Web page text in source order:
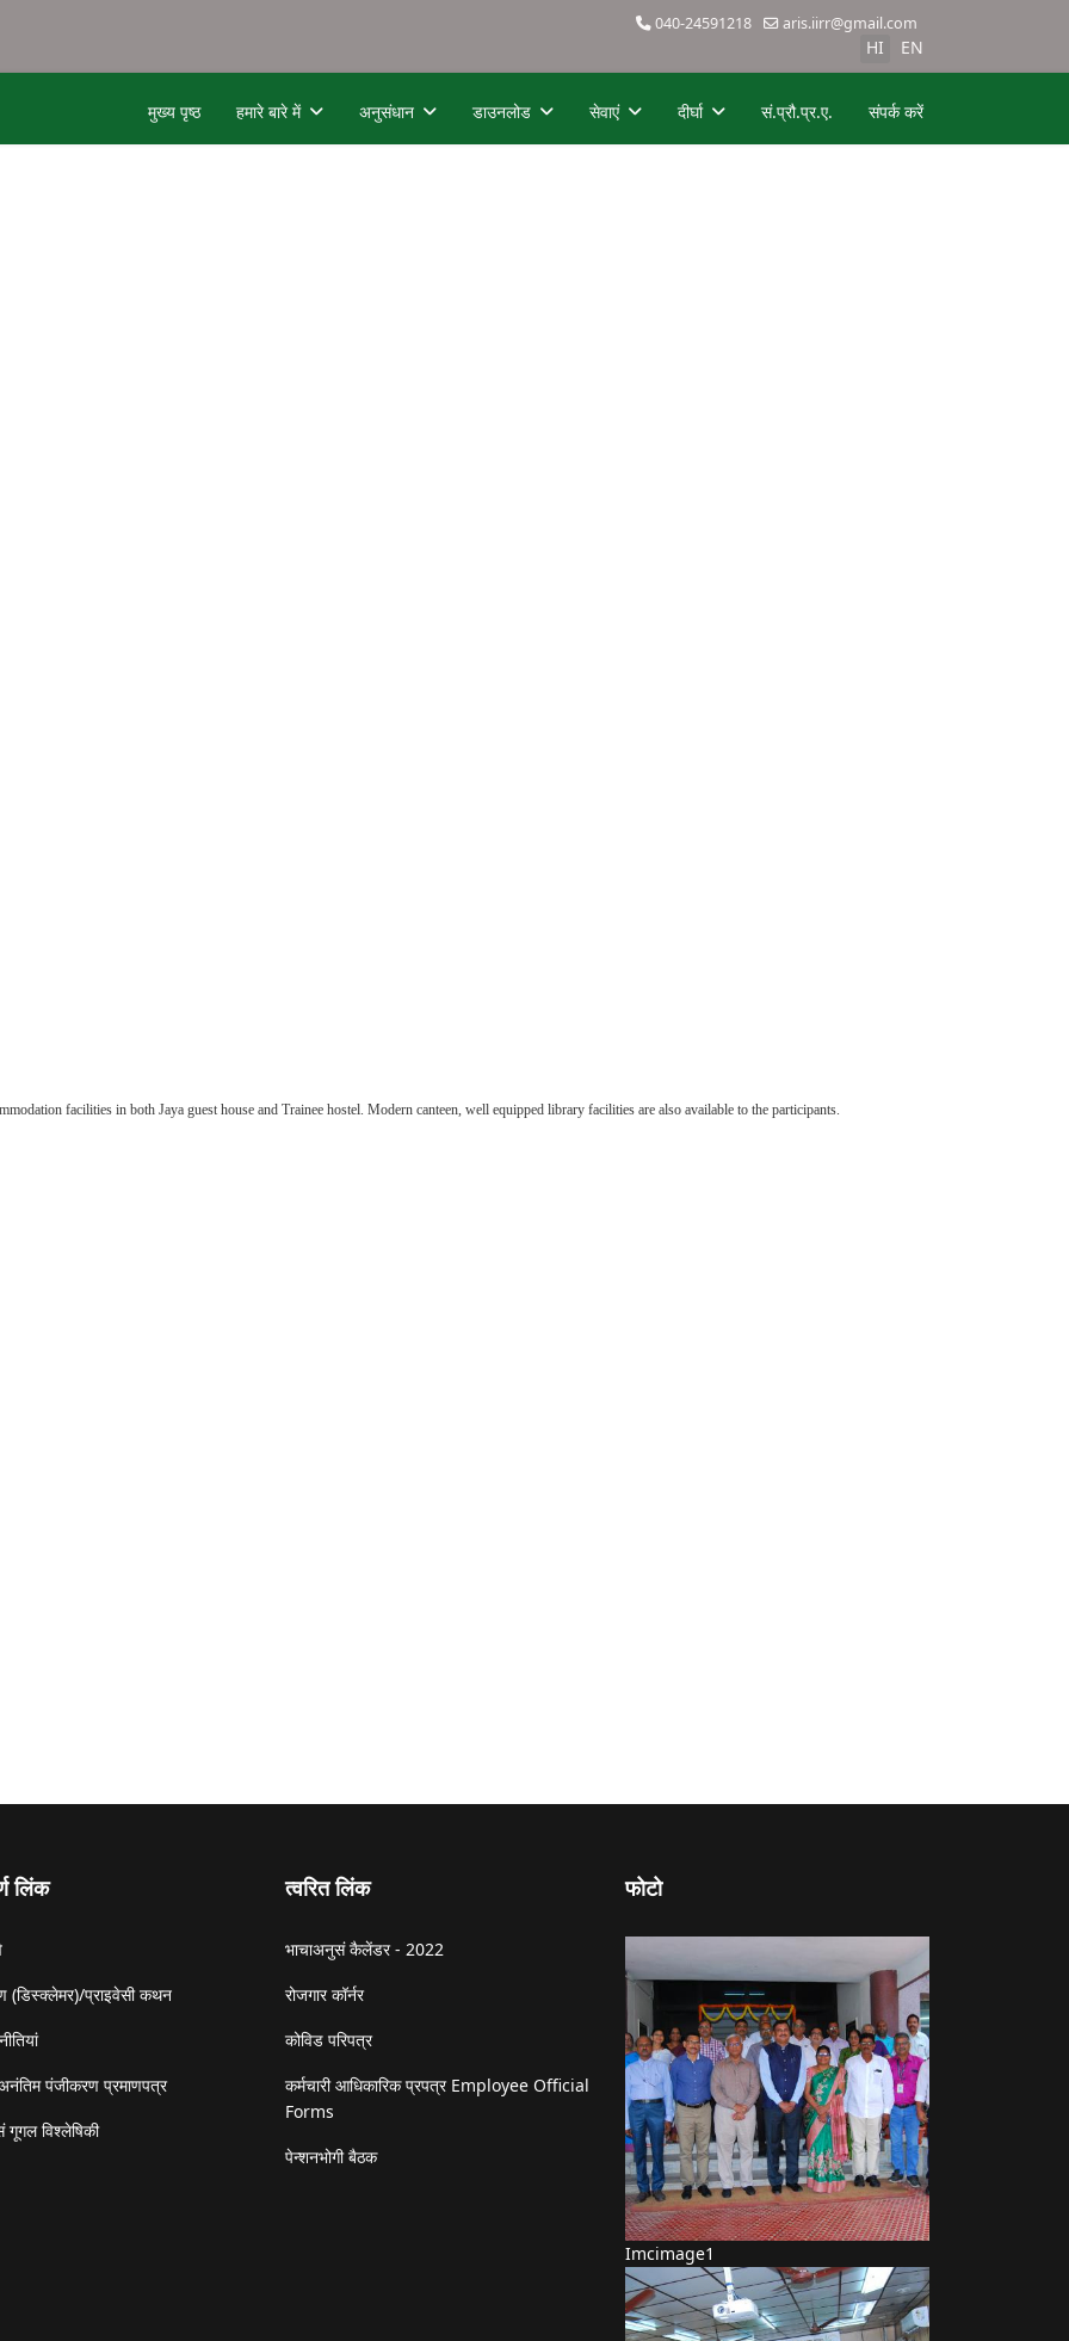
040-24591218 aris.iirr@gmail.com
HI EN
मुख्य पृष्ठ हमारे बारे में अनुसंधान डाउनलोड सेवाएं दीर्घा सं.प्रौ.प्र.ए. संपर्क करें
facilities in both Jaya guest house and Trainee hostel. Modern canteen, well equipped library facilities are also available to the participants.
लिंक
(डिस्क्लेमर)/प्राइवेसी कथन
पंजीकरण प्रमाणपत्र
गूगल विश्लेषिकी
त्वरित लिंक
भाचाअनुसं कैलेंडर - 2022
रोजगार कॉर्नर
कोविड परिपत्र
कर्मचारी आधिकारिक प्रपत्र Employee Official
Forms
पेन्शनभोगी बैठक
फोटो
Imcimage1